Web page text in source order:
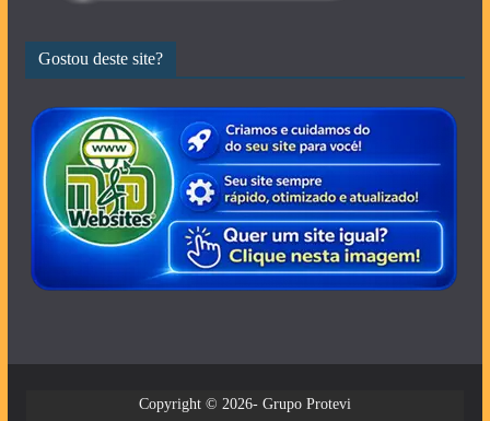
Gostou deste site?
Copyright © 2026- Grupo Protevi